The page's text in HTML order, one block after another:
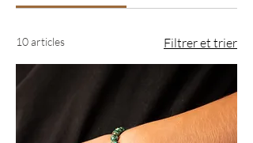
10 articles Filtrer et trier